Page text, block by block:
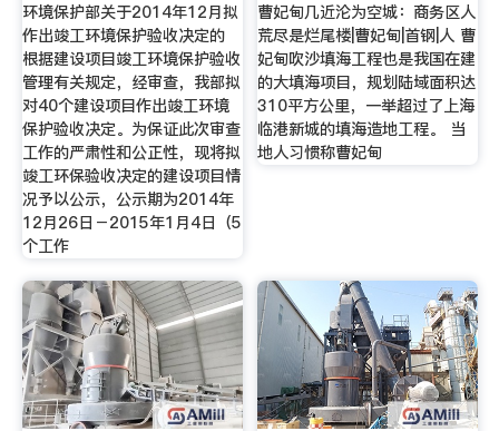
环境保护部关于2014年12月拟
作出竣工环境保护验收决定的
根据建设项目竣工环境保护验收
管理有关规定，经审查，我部拟
对40个建设项目作出竣工环境
保护验收决定。为保证此次审查
工作的严肃性和公正性，现将拟
竣工环保验收决定的建设项目情
况予以公示，公示期为2014年
12月26日－2015年1月4日（5
个工作
曹妃甸几近沦为空城：商务区人
荒尽是烂尾楼|曹妃甸|首钢|人 曹
妃甸吹沙填海工程也是我国在建
的大填海项目，规划陆域面积达
310平方公里，一举超过了上海
临港新城的填海造地工程。 当
地人习惯称曹妃甸